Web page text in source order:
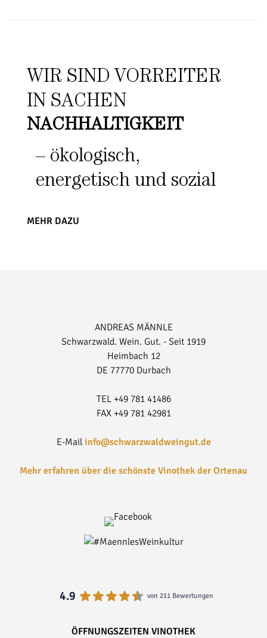
WIR SIND VORREITER
IN SACHEN
NACHHALTIGKEIT
– ökologisch,
energetisch und sozial
MEHR DAZU
ANDREAS MÄNNLE
Schwarzwald. Wein. Gut. - Seit 1919
Heimbach 12
DE 77770 Durbach
TEL +49 781 41486
FAX +49 781 42981
E-Mail info@schwarzwaldweingut.de
Mehr erfahren über die schönste Vinothek der Ortenau
4.9 von 211 Bewertungen
ÖFFNUNGSZEITEN VINOTHEK